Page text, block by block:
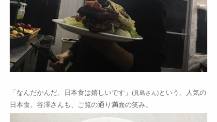
「なんだかんだ、日本食は嬉しいです」 (見島さん)という、人気の
日本食。谷澤さんも、ご覧の通り満面の笑み。